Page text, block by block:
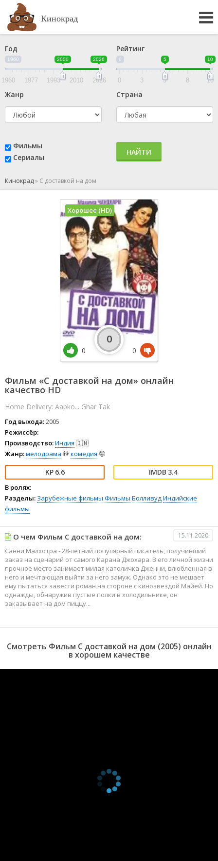
Кинокрад
Год
1960 2000 2026
1960 1977 1993 2010 2026
Рейтинг
0 5 10
0 3 5 8 10
Жанр Страна
Фильмы
Сериалы
НАЙТИ
Кинокрад» С доставкой на дом
Фильм «С доставкой на дом» онлайн
качество HD
Home Delivery: Aapko... Ghar Tak
Год выхода:2005
Режиссёр:
Производство:Индия 🇮🇳
Жанр:мелодрама 👫комедия 🤪
6.6 3.4
В ролях:
Разделы: Зарубежные фильмы Фильмы БолливудИндийские
фильмы
Хорошее (HD)
0
0
0
О чем Фильм С доставкой на дом: 15.11.2020
Санни Малхотра - 28-летний популярный писатель, получивший
заказ на сценарий от самого Карана Джохара. В его личной жизни
прочное место занимает милая католичка Дженни, влюбленная в
него и мечтающая выйти за него замуж. Однако это не мешает
ему пытаться завести роман на стороне с кинозвездой Майей. Но
однажды, обнаружив пустые полки в холодильнике, он
заказывает на дом пиццу...
Смотреть Фильм С доставкой на дом (2005) онлайн
в хорошем качестве